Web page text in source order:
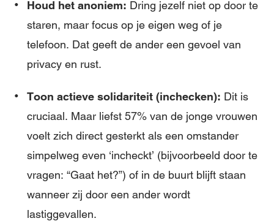
Houd het anoniem: Dring jezelf niet op door te
staren, maar focus op je eigen weg of je
telefoon. Dat geeft de ander een gevoel van
privacy en rust.
Toon actieve solidariteit (inchecken): Dit is
cruciaal. Maar liefst 57% van de jonge vrouwen
voelt zich direct gesterkt als een omstander
simpelweg even ‘incheckt’ (bijvoorbeeld door te
vragen: “Gaat het?”) of in de buurt blijft staan
wanneer zij door een ander wordt
lastiggevallen.